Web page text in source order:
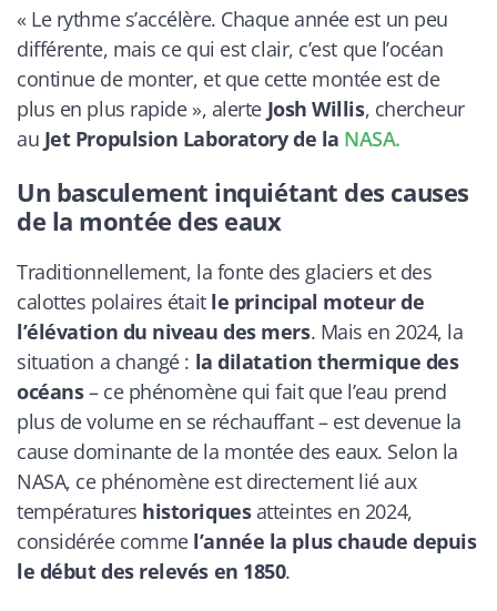
« Le rythme s’accélère. Chaque année est un peu
différente, mais ce qui est clair, c’est que l’océan
continue de monter, et que cette montée est de
plus en plus rapide», alerte Josh Willis, chercheur
au Jet Propulsion Laboratory de la NASA.
Un basculement inquiétant des causes
de la montée des eaux
Traditionnellement, la fonte des glaciers et des
calottes polaires était le principal moteur de
l’élévation du niveau des mers. Mais en 2024, la
situation a changé : la dilatation thermique des
océans– ce phénomène qui fait que l’eau prend
plus de volume en se réchauffant – est devenue la
cause dominante de la montée des eaux. Selon la
NASA, ce phénomène est directement lié aux
températures historiquesatteintes en 2024,
considérée comme l’année la plus chaude depuis
le début des relevés en 1850.